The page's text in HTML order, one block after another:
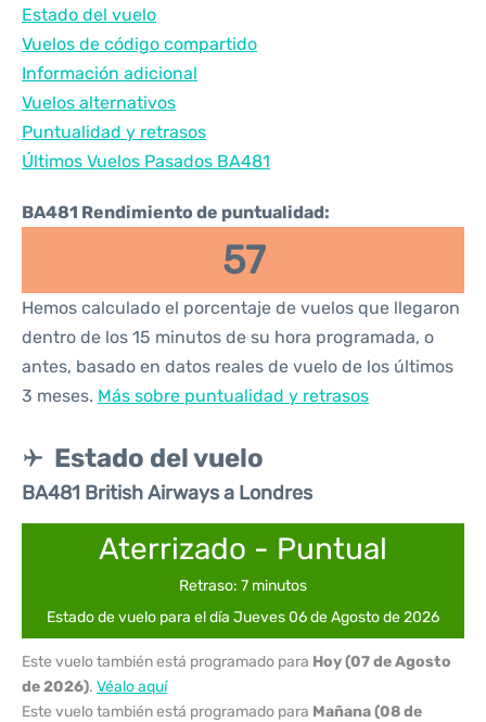
Estado del vuelo
Vuelos de código compartido
Información adicional
Vuelos alternativos
Puntualidad y retrasos
Últimos Vuelos Pasados BA481
BA481 Rendimiento de puntualidad:
57
Hemos calculado el porcentaje de vuelos que llegaron
dentro de los 15 minutos de su hora programada, o
antes, basado en datos reales de vuelo de los últimos
3 meses. Más sobre puntualidad y retrasos
Estado del vuelo
BA481 British Airways a Londres
Aterrizado - Puntual
Retraso: 7 minutos
Estado de vuelo para el día Jueves 06 de Agosto de 2026
Este vuelo también está programado para Hoy (07 de Agosto
de 2026). Véalo aquí
Este vuelo también está programado para Mañana (08 de